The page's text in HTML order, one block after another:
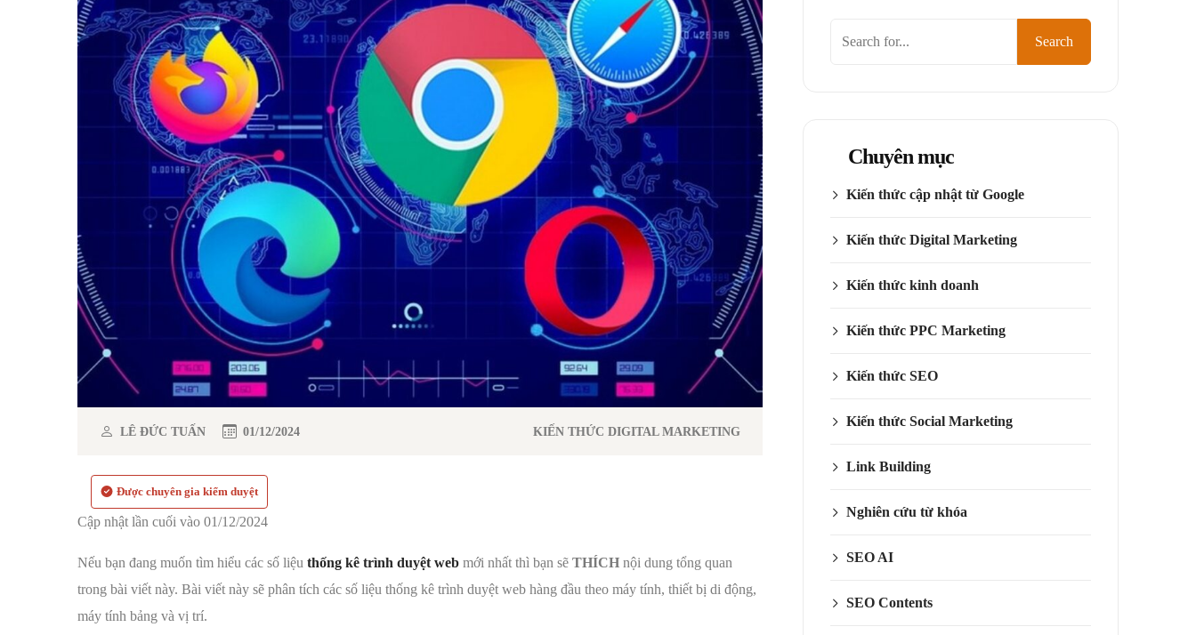
LÊ ĐỨC TUẤN 01/12/2024 KIẾN THỨC DIGITAL MARKETING
Được chuyên gia kiểm duyệt
Cập nhật lần cuối vào 01/12/2024
Nếu bạn đang muốn tìm hiểu các số liệu thống kê trình duyệt web mới nhất thì bạn sẽ THÍCH nội dung tổng quan
trong bài viết này. Bài viết này sẽ phân tích các số liệu thống kê trình duyệt web hàng đầu theo máy tính, thiết bị di động,
máy tính bảng và vị trí.
Search
Chuyên mục
Kiến thức cập nhật từ Google
Kiến thức Digital Marketing
Kiến thức kinh doanh
Kiến thức PPC Marketing
Kiến thức SEO
Kiến thức Social Marketing
Link Building
Nghiên cứu từ khóa
SEO AI
SEO Contents